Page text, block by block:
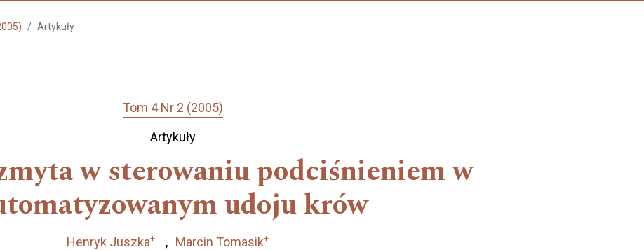
Artykuły
Tom 4 Nr 2 (2005)
Artykuły
w sterowaniu podciśnieniem w
udoju krów
Henryk Juszka+ Marcin Tomasik+